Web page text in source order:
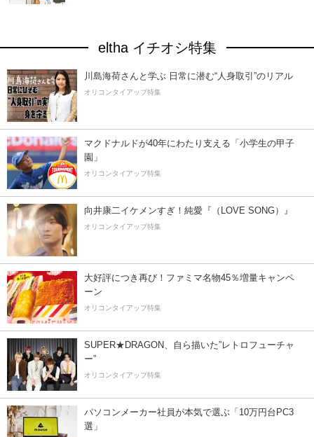
eltha イチオシ特集
川島海荷さんと学ぶ 日常に潜む“人身取引”のリアル
オリコンタイアップ特集
マクドナルドが40年にわたり支える「小学生の甲子
園」
オリコンタイアップ特集
向井康二イケメンすぎ！純愛『（LOVE SONG）』
オリコンタイアップ特集
大好評につき再び！ファミマ名物45％増量キャンペ
ーン
オリコンタイアップ特集
SUPER★DRAGON、自ら描いた”レトロフューチャ
ー”
オリコンタイアップ特集
パソコンメーカー社員が本気で選ぶ「10万円台PC3
選」